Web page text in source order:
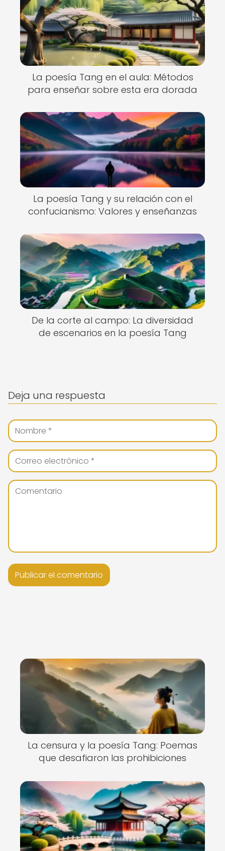
La poesía Tang en el aula: Métodos
para enseñar sobre esta era dorada
La poesía Tang y su relación con el
confucianismo: Valores y enseñanzas
De la corte al campo: La diversidad
de escenarios en la poesía Tang
Deja una respuesta
La censura y la poesía Tang: Poemas
que desafiaron las prohibiciones